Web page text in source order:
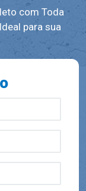
com Toda
para sua